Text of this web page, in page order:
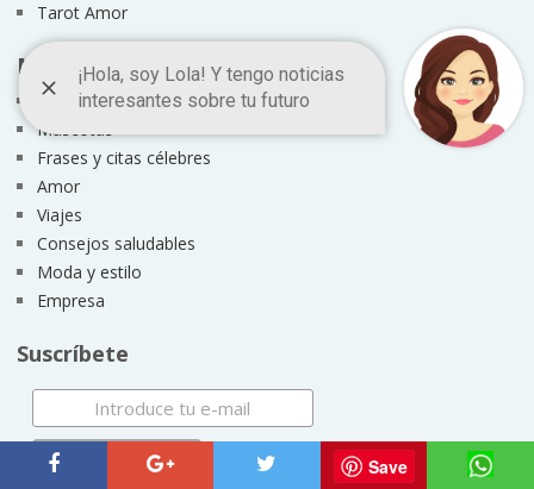
Tarot Amor
Más en Euroresidentes
Hogar
Mascotas
Frases y citas célebres
Amor
Viajes
Consejos saludables
Moda y estilo
Empresa
Suscríbete
Save